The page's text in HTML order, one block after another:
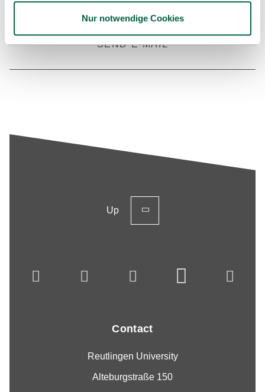
Nur notwendige Cookies
+49 7121 271 1073
SEND E-MAIL
Up
Contact
Reutlingen University
Alteburgstraße 150